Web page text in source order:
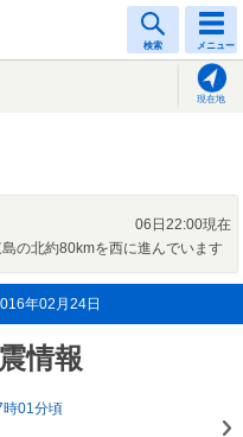
検索 メニュー
現在地
06日22:00現在
の北約80kmを西に進んでいます
年02月24日
情報
01分頃